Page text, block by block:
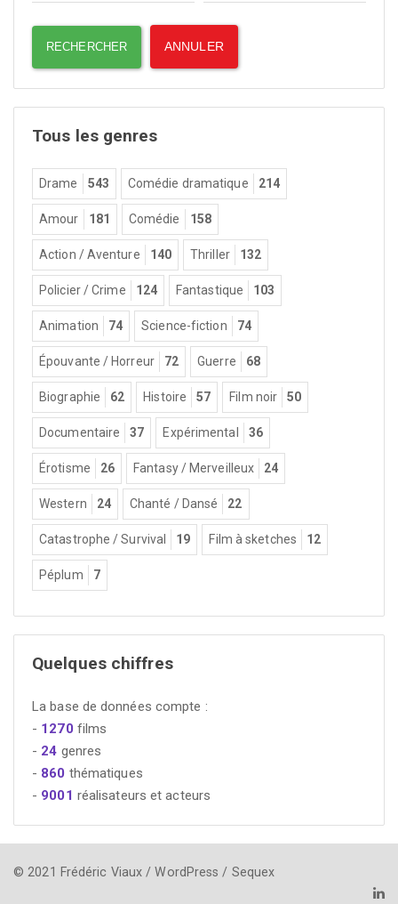
Tous les genres
Drame 543 Comédie dramatique 214
Amour 181 Comédie 158
Action / Aventure 140 Thriller 132
Policier / Crime 124 Fantastique 103
Animation 74 Science-fiction 74
Épouvante / Horreur 72 Guerre 68
Biographie 62 Histoire 57 Film noir 50
Documentaire 37 Expérimental 36
Érotisme 26 Fantasy / Merveilleux 24
Western 24 Chanté / Dansé 22
Catastrophe / Survival 19 Film à sketches 12
Péplum 7
Quelques chiffres
La base de données compte :
- 1270 films
- 24 genres
- 860 thématiques
- 9001 réalisateurs et acteurs
© 2021 Frédéric Viaux / WordPress / Sequex